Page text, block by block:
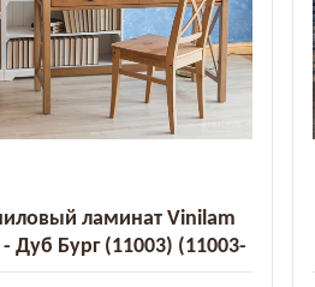
ламинат Vinilam
- Дуб Бург (11003) (11003-
326770004)